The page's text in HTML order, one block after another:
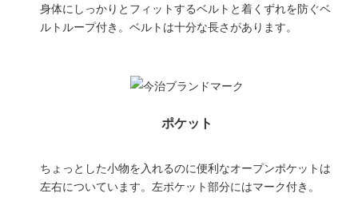
身体にしっかりとフィットするベルトと着くずれを防ぐベ
ルトループ付き。ベルトは十分な長さがあります。
ポケット
ちょっとした小物を入れるのに便利なオープンポケットは
左右についています。左ポケット部分にはマーク付き。